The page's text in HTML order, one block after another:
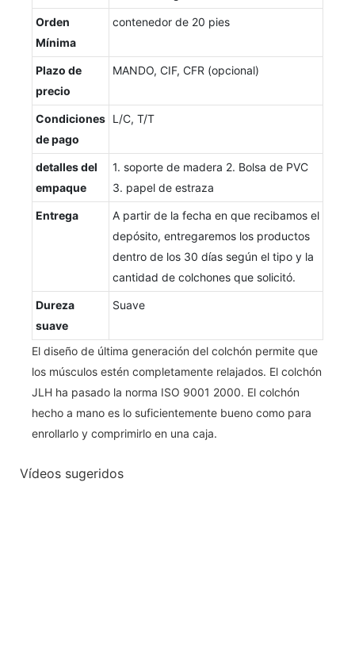
Orden
Mínima
contenedor de 20 pies
Plazo de
precio
MANDO, CIF, CFR (opcional)
Condiciones
de pago
L/C, T/T
detalles del
empaque
1. soporte de madera 2. Bolsa de PVC
3. papel de estraza
Entrega
A partir de la fecha en que recibamos el
depósito, entregaremos los productos
dentro de los 30 días según el tipo y la
cantidad de colchones que solicitó.
Dureza
suave
Suave
El diseño de última generación del colchón permite que
los músculos estén completamente relajados. El colchón
JLH ha pasado la norma ISO 9001 2000. El colchón
hecho a mano es lo suficientemente bueno como para
enrollarlo y comprimirlo en una caja.
Vídeos sugeridos